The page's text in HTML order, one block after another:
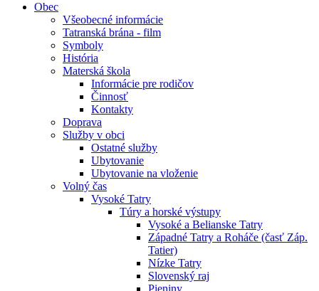
Obec
Všeobecné informácie
Tatranská brána - film
Symboly
História
Materská škola
Informácie pre rodičov
Činnosť
Kontakty
Doprava
Služby v obci
Ostatné služby
Ubytovanie
Ubytovanie na vloženie
Volný čas
Vysoké Tatry
Túry a horské výstupy
Vysoké a Belianske Tatry
Západné Tatry a Roháče (časť Záp.
Tatier)
Nízke Tatry
Slovenský raj
Pieniny